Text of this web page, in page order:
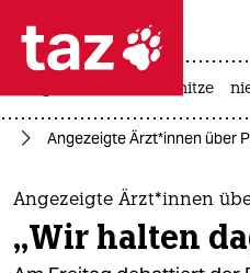
 taz
taz zahl ich
themen
politik
hitze
Angezeigte Ärzt*innen über
Angezeigte Ärzt*innen
„Wir halten